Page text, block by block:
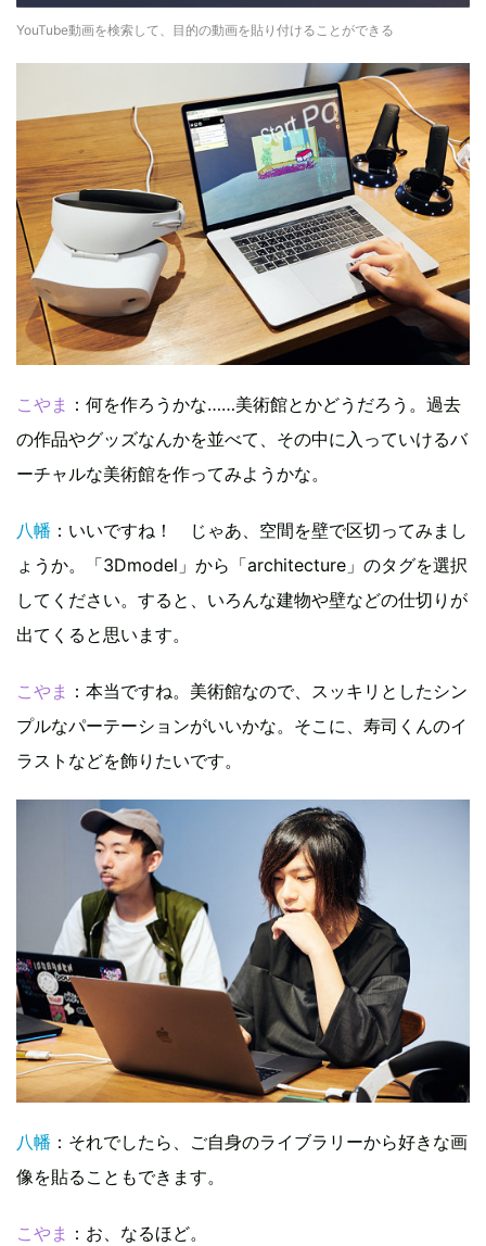
YouTube動画を検索して、目的の動画を貼り付けることができる
こやま ：何を作ろうかな……美術館とかどうだろう。過去
の作品やグッズなんかを並べて、その中に入っていけるバ
ーチャルな美術館を作ってみようかな。
八幡 ：いいですね！ じゃあ、空間を壁で区切ってみまし
ょうか。「3Dmodel」から「architecture」のタグを選択
してください。すると、いろんな建物や壁などの仕切りが
出てくると思います。
こやま ：本当ですね。美術館なので、スッキリとしたシン
プルなパーテーションがいいかな。そこに、寿司くんのイ
ラストなどを飾りたいです。
八幡 ：それでしたら、ご自身のライブラリーから好きな画
像を貼ることもできます。
こやま ：お、なるほど。